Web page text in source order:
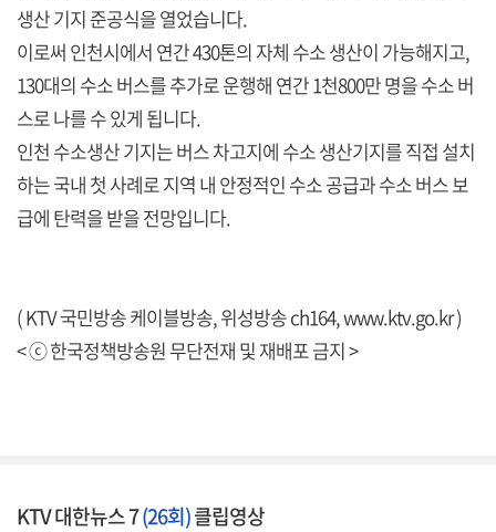
생산 기지 준공식을 열었습니다.
이로써 인천시에서 연간 430톤의 자체 수소 생산이 가능해지고,
130대의 수소 버스를 추가로 운행해 연간 1천800만 명을 수소 버
스로 나를 수 있게 됩니다.
인천 수소생산 기지는 버스 차고지에 수소 생산기지를 직접 설치
하는 국내 첫 사례로 지역 내 안정적인 수소 공급과 수소 버스 보
급에 탄력을 받을 전망입니다.
( KTV 국민방송 케이블방송, 위성방송 ch164,www.ktv.go.kr)
< ⓒ 한국정책방송원 무단전재 및 재배포 금지 >
KTV 대한뉴스 7(26회)클립영상